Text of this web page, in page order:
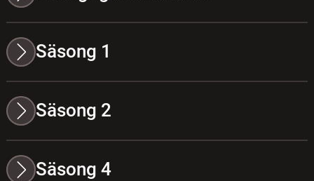
Säsong 1
Säsong 2
Säsong 4